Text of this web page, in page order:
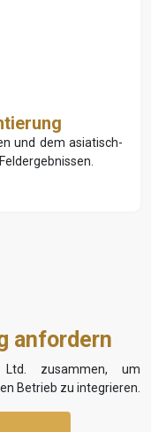
und dem asiatisch-
anfordern
zusammen, um
Betrieb zu integrieren.